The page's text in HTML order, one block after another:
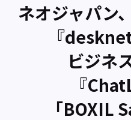
ネオジャパン
『
ビジネ
『
「BOXIL